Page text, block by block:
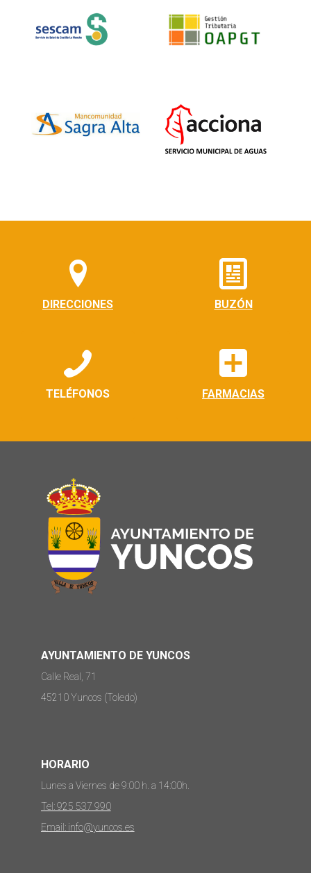
DIRECCIONES
TELÉFONOS
BUZÓN
FARMACIAS
AYUNTAMIENTO DE YUNCOS
Calle Real, 71
45210 Yuncos (Toledo)
HORARIO
Lunes a Viernes de 9:00 h. a 14:00h.
Tel: 925 537 990
Email: info@yuncos.es